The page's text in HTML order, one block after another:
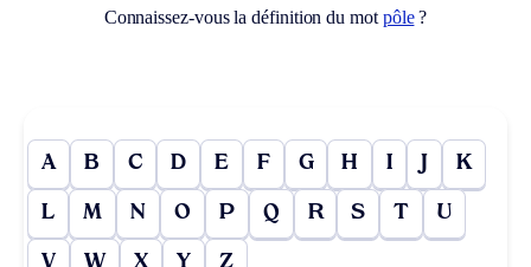
Connaissez-vous la définition du mot pôle?
A B C D E F G H I J K
L M N O P Q R S T U